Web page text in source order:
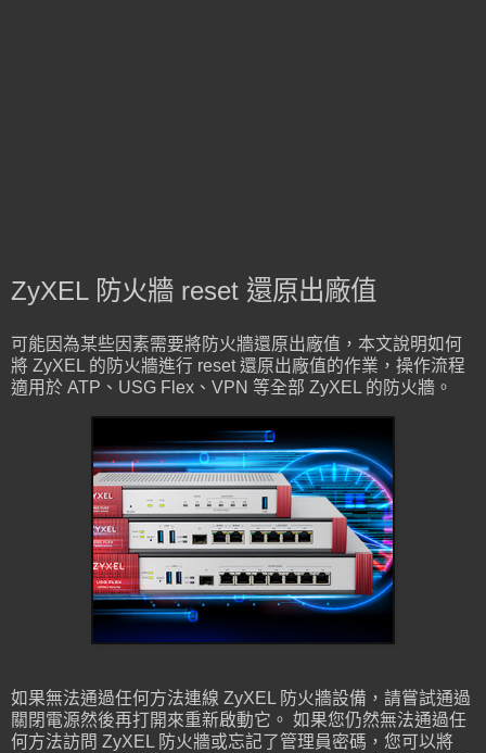
ZyXEL 防火牆 reset 還原出廠值
可能因為某些因素需要將防火牆還原出廠值，本文說明如何
將 ZyXEL 的防火牆進行 reset 還原出廠值的作業，操作流程
適用於 ATP、USG Flex、VPN 等全部 ZyXEL 的防火牆。
如果無法通過任何方法連線 ZyXEL 防火牆設備，請嘗試通過
關閉電源然後再打開來重新啟動它。 如果您仍然無法通過任
何方法訪問 ZyXEL 防火牆或忘記了管理員密碼，您可以將